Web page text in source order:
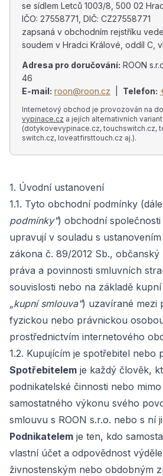
se sídlem Letců 1003/8, 500 02
IČO: 27558771, DIČ: CZ27558771
zapsaná v obchodním rejstříku
soudem v Hradci Králové, oddíl C,
Adresa pro doručování: ROON
46
E-mail: roon@roon.cz Telefon:
Internetový obchod je provozován na
vypinace.cz a jejích alternativních
(dotykovevypinace.cz, touchswitch.cz,
switch.cz, loveatfirsttouch.cz aj.).
1. Úvodní ustanovení
1.1. Tyto obchodní podmínky
podmínky") obchodní společnosti
upravují v souladu s ustanovením
zákona č. 89/2012 Sb.,
práva a povinnosti smluvních
souvislosti nebo na základě
„kupní smlouva") uzavírané mezi
fyzickou nebo právnickou
prostřednictvím internetového
1.2. Kupujícím je spotřebitel nebo
Spotřebitelem je každý člověk,
podnikatelské činnosti nebo
samostatného výkonu svého
smlouvu s ROON s.r.o. nebo s ní
Podnikatelem je ten, kdo
vlastní účet a odpovědnost
živnostenským nebo obdobným